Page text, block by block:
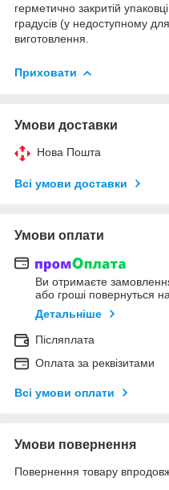
герметично закритій
градусів (у недоступному
виготовлення.
Приховати
Умови доставки
Нова Пошта
Всі умови доставки
Умови оплати
Ви отримаєте
або гроші повернуться
Детальніше
Післяплата
Оплата за реквізитами
Всі умови оплати
Умови повернення
Повернення товару